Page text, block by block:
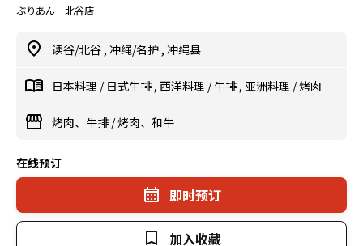
ぶりあん 北谷店
读谷/北谷 , 冲绳/名护 , 冲绳县
日本料理 / 日式牛排 , 西洋料理 /牛排 , 亚洲料理 /烤肉
烤肉、牛排 /烤肉、和牛
在线预订
即时预订
加入收藏